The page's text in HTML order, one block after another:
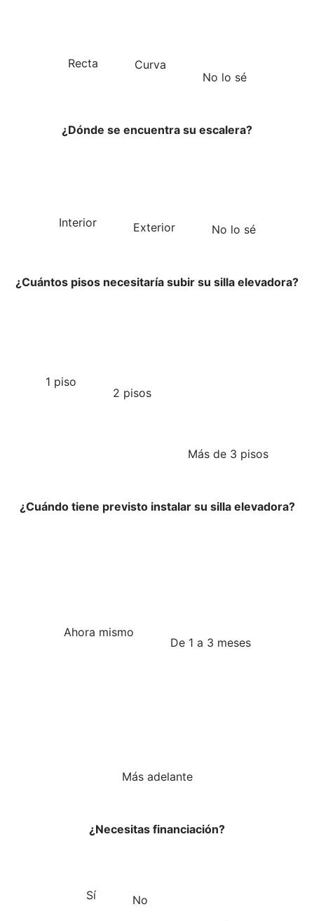
Recta
Curva
No lo sé
¿Dónde se encuentra su escalera?
Interior Exterior No lo sé
¿Cuántos pisos necesitaría subir su silla elevadora?
1 piso
2 pisos
Más de 3 pisos
¿Cuándo tiene previsto instalar su silla elevadora?
Ahora mismo
De 1 a 3 meses
Más adelante
¿Necesitas financiación?
Sí No